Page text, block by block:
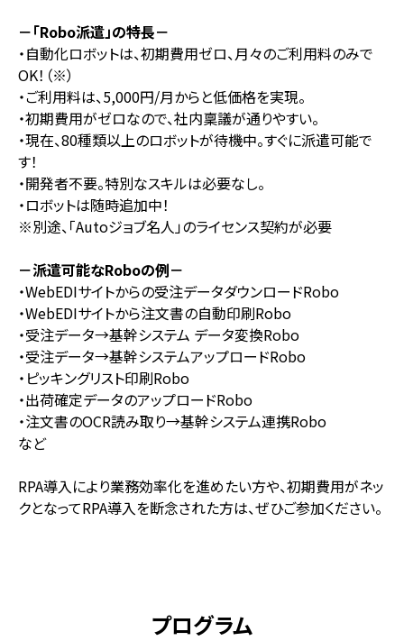
－「Robo派遣」の特長－
・自動化ロボットは、初期費用ゼロ、月々のご利用料のみで
OK！（※）
・ご利用料は、5,000円/月からと低価格を実現。
・初期費用がゼロなので、社内稟議が通りやすい。
・現在、80種類以上のロボットが待機中。すぐに派遣可能で
す！
・開発者不要。特別なスキルは必要なし。
・ロボットは随時追加中！
※別途、「Autoジョブ名人」のライセンス契約が必要
－派遣可能なRoboの例－
・WebEDIサイトからの受注データダウンロードRobo
・WebEDIサイトから注文書の自動印刷Robo
・受注データ→基幹システム データ変換Robo
・受注データ→基幹システムアップロードRobo
・ピッキングリスト印刷Robo
・出荷確定データのアップロードRobo
・注文書のOCR読み取り→基幹システム連携Robo
など
RPA導入により業務効率化を進めたい方や、初期費用がネッ
クとなってRPA導入を断念された方は、ぜひご参加ください。
プログラム